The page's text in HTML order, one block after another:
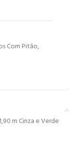
Com Pitão,
m Cinza e Verde